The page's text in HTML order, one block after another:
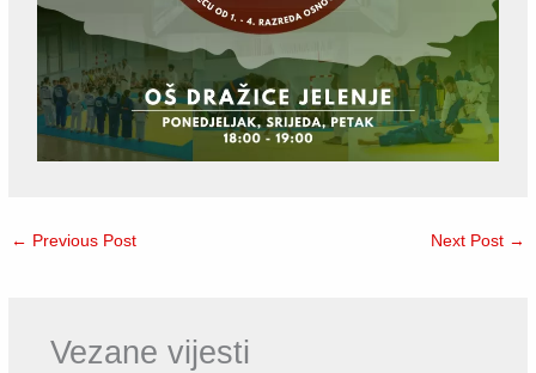
← Previous Post Next Post →
Vezane vijesti